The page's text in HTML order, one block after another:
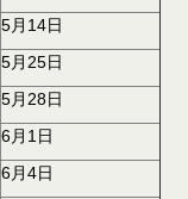
5月14日
5月25日
5月28日
6月1日
6月4日